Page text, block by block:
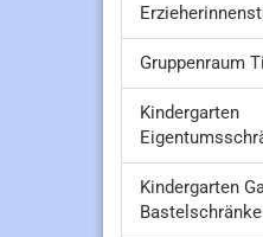
Gruppenraum
Kindergarten
Kindergarten
Bastelschränke